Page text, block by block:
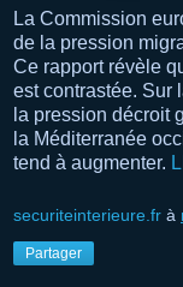
La Commission
de la pression
Ce rapport révèle
est contrastée. Sur
la pression décroit
la Méditerranée
tend à augmenter.
securiteinterieure.fr à
Partager